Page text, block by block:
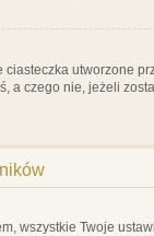
ciasteczka utworzone
a czego nie, jeżeli
wszystkie Twoje